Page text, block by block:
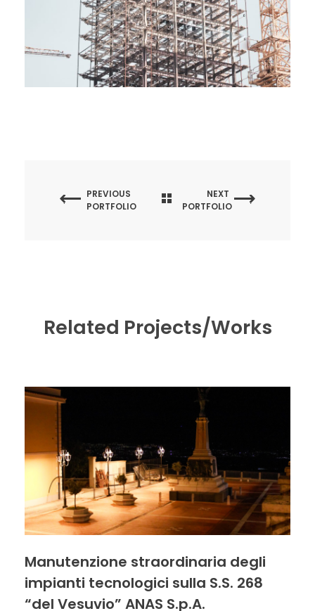
PREVIOUS
PORTFOLIO
NEXT
PORTFOLIO
Related Projects/Works
Manutenzione straordinaria degli
impianti tecnologici sulla S.S. 268
“del Vesuvio” ANAS S.p.A.